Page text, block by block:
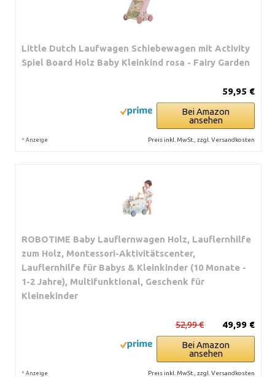
Little Dutch Laufwagen Schiebewagen mit Activity
Spiel Board Holz Baby Kleinkind rosa - Fairy Garden
59,95 €
Bei Amazon
ansehen
* Anzeige Preis inkl. MwSt., zzgl. Versandkosten
ROBOTIME Baby Lauflernwagen Holz, Lauflernhilfe
zum Holz, Montessori-Aktivitätscenter,
Lauflernhilfe für Babys & Kleinkinder (10 Monate -
1-2 Jahre), Multifunktional, Geschenk für
Kleinekinder
49,99 €
52,99 €
Bei Amazon
ansehen
* Anzeige Preis inkl. MwSt., zzgl. Versandkosten